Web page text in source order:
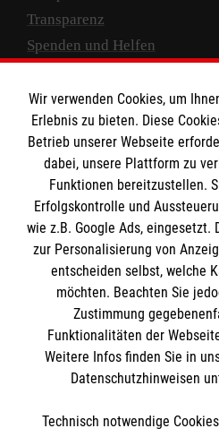
Transparenz
Spenden und Helfen
Empfänger: Malteser
IBAN: DE10 3706 0120 1201
BIC: GENODED 1PA7
Newsletter
Cookies verwalten|AGB|
Wir verwenden Cookies, um
Erlebnis zu bieten. Diese
Betrieb unserer Webseite
dabei, unsere Plattform zu
Funktionen bereitzustellen.
Erfolgskontrolle und
wie z.B. Google Ads, eingesetzt.
zur Personalisierung von
entscheiden selbst, welche
möchten. Beachten Sie
Zustimmung
Funktionalitäten der
Weitere Infos finden Sie in
Datenschutzhinweisen
Technisch notwendige